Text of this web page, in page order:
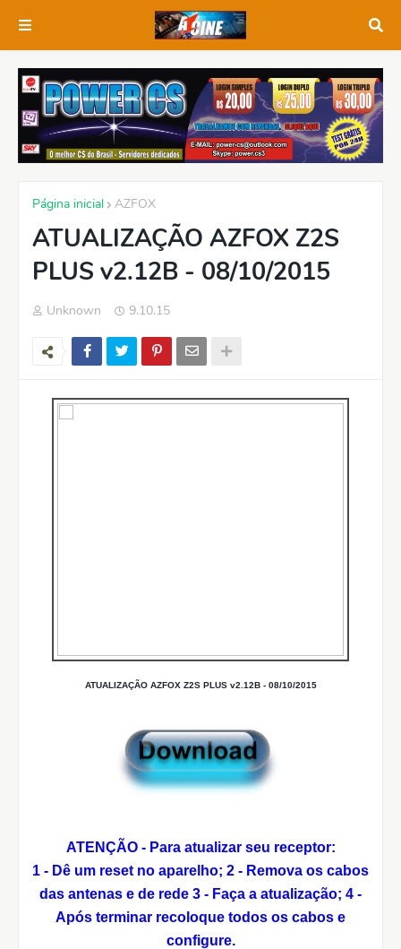
Página inicial AZFOX
ATUALIZAÇÃO AZFOX Z2S
PLUS v2.12B - 08/10/2015
Unknown 9.10.15
ATUALIZAÇÃO AZFOX Z2S PLUS v2.12B - 08/10/2015
ATENÇÃO - Para atualizar seu receptor:
1 - Dê um reset no aparelho; 2 - Remova os cabos
das antenas e de rede 3 - Faça a atualização; 4 -
Após terminar recoloque todos os cabos e
configure.